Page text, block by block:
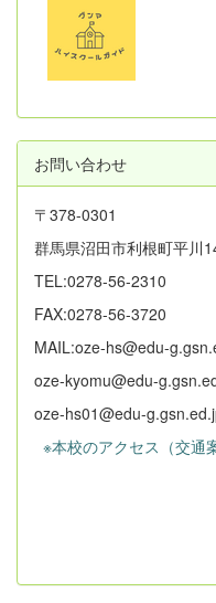
お問い合わせ
〒378-0301
群馬県沼田市利根町平川
TEL:0278-56-2310
FAX:0278-56-3720
MAIL:oze-hs@edu-
oze-kyomu@edu-
oze-hs01@edu-
※本校のアクセス（交通